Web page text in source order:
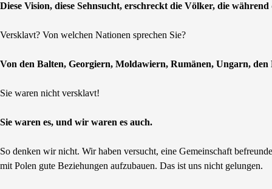
Diese Vision, diese Sehnsucht, erschreckt die Völker, die
Versklavt? Von welchen Nationen sprechen Sie?
Von den Balten, Georgiern, Moldawiern, Rumänen, Ungarn, den
Sie waren nicht versklavt!
Sie waren es, und wir waren es auch.
So denken wir nicht. Wir haben versucht, eine Gemeinschaft
mit Polen gute Beziehungen aufzubauen. Das ist uns nicht gelungen.